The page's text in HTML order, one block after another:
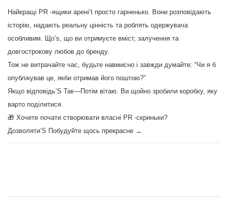
Найкращі PR -ящики арені’t просто гарненько. Вони розповідають
історію, надають реальну цінність та роблять одержувача
особливим. Що’s, що ви отримуєте вміст, залучення та
довгострокову любов до бренду.
Тож не витрачайте час, будьте навмисно і завжди думайте: “Чи я б
опублікував це, якби отримав його поштою?”
Якщо відповідь’S Так—Потім вітаю. Ви щойно зробили коробку, яку
варто поділитися.
🎁 Хочете почати створювати власні PR -скриньки?
Дозволяти’S Побудуйте щось прекрасне →